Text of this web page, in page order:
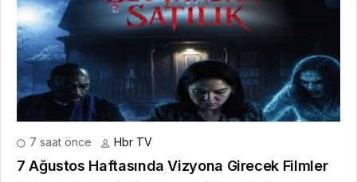
7 saat önce Hbr TV
7 Ağustos Haftasında Vizyona Girecek Filmler